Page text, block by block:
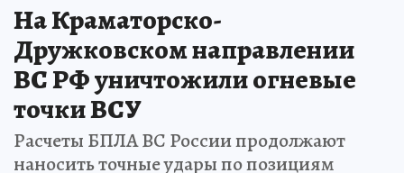
На Краматорско-
Дружковском направлении
ВС РФ уничтожили огневые
точки ВСУ
Расчеты БПЛА ВС России продолжают
наносить точные удары по позициям